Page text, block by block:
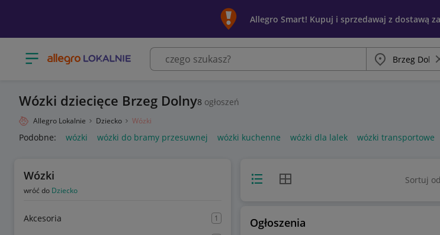
Allegro Smart! Kupuj i sprzedawaj z dostawą za
Otwórz menu z kategoriami Miasto
Wózki dziecięce Brzeg Dolny8 ogłoszeń
Allegro Lokalnie Dziecko Wózki
Podobne: wózki wózki do bramy przesuwnej wózki kuchenne wózki dla lalek wózki transportowe
Wózki
wróć do Dziecko
Akcesoria 1
Widok listyWidok siatki Sortuj
Ogłoszenia